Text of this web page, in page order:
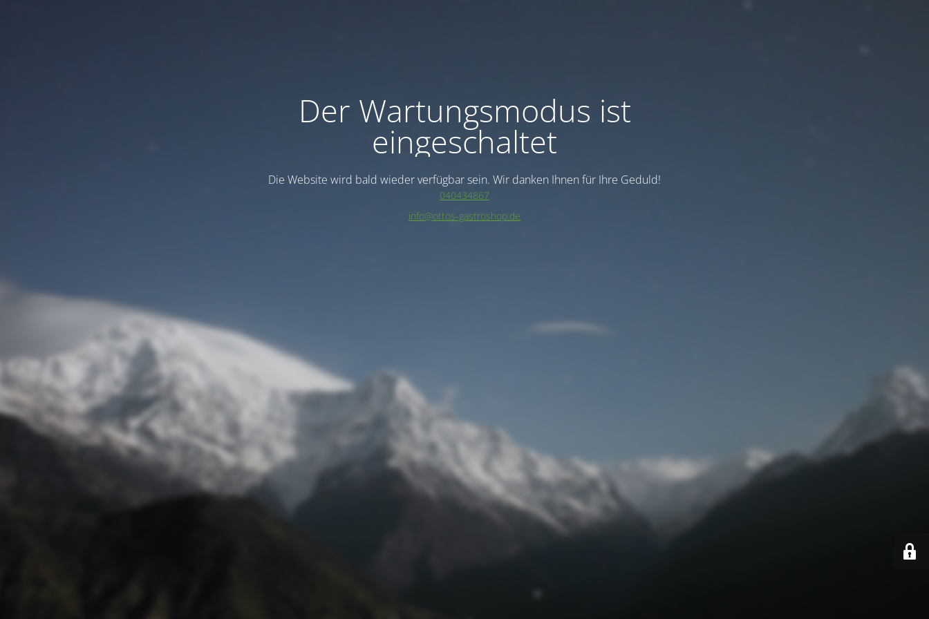
Der Wartungsmodus ist
eingeschaltet
Die Website wird bald wieder verfügbar sein. Wir danken Ihnen für Ihre Geduld!
040434867
info@ottos-gastroshop.de